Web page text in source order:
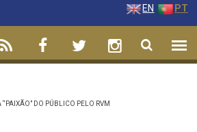
EN PT
“PAIXÃO” DO PÚBLICO PELO RVM